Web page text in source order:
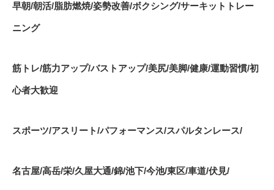
早朝/朝活/脂肪燃焼/姿勢改善/ボクシング/サーキットトレー
ニング
筋トレ/筋力アップ/バストアップ/美尻/美脚/健康/運動習慣/初
心者大歓迎
スポーツ/アスリート/パフォーマンス/スパルタンレース/
名古屋/高岳/栄/久屋大通/錦/池下/今池/東区/車道/伏見/